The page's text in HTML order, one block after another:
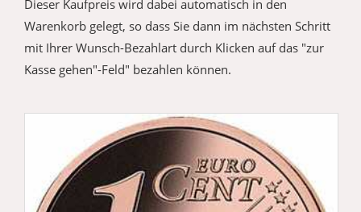
Dieser Kaufpreis wird dabei automatisch in den
Warenkorb gelegt, so dass Sie dann im nächsten Schritt
mit Ihrer Wunsch-Bezahlart durch Klicken auf das "zur
Kasse gehen"-Feld" bezahlen können.